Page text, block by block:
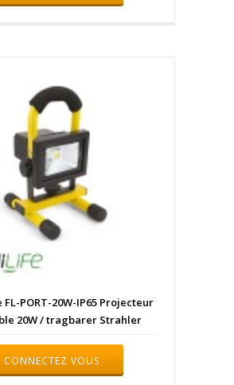
PORT-20W-IP65 Projecteur
20W / tragbarer Strahler
CONNECTEZ VOUS